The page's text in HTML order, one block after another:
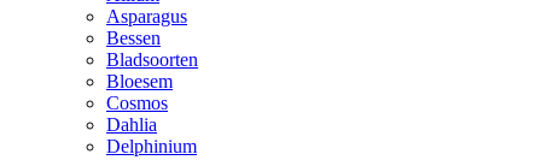
Asparagus
Bessen
Bladsoorten
Bloesem
Cosmos
Dahlia
Delphinium